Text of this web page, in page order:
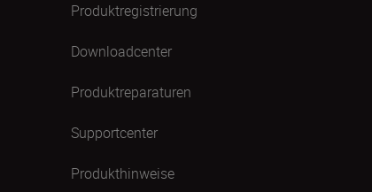
Produktregistrierung
Downloadcenter
Produktreparaturen
Supportcenter
Produkthinweise